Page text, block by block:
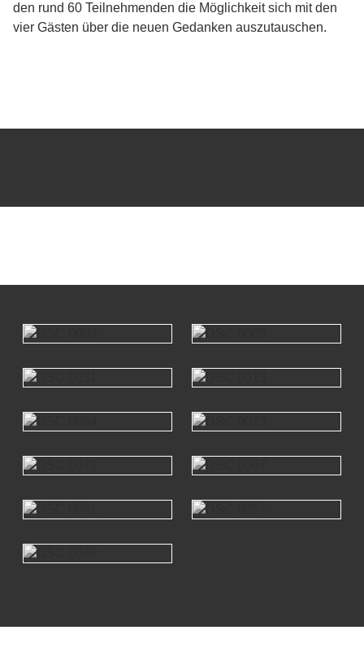
den rund 60 Teilnehmenden die Möglichkeit sich mit den
vier Gästen über die neuen Gedanken auszutauschen.